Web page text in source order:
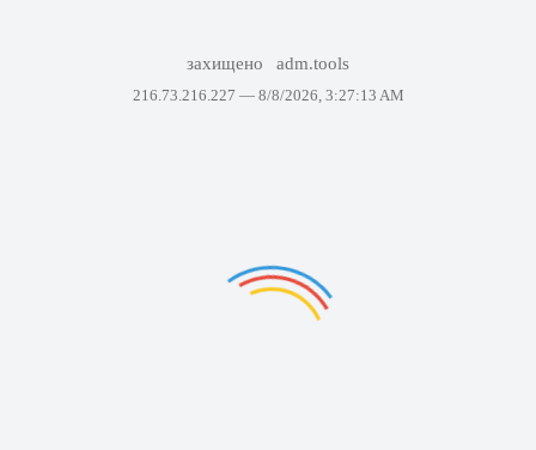
захищено adm.tools
216.73.216.227 — 8/8/2026, 3:27:13 AM